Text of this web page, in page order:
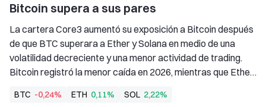
Bitcoin supera a sus pares
La cartera Core3 aumentó su exposición a Bitcoin después
de que BTC superara a Ether y Solana en medio de una
volatilidad decreciente y una menor actividad de trading.
Bitcoin registró la menor caída en 2026, mientras que Ether
la cartera modelo de GSR.
BTC -0,24% ETH 0,11% SOL 2,22%